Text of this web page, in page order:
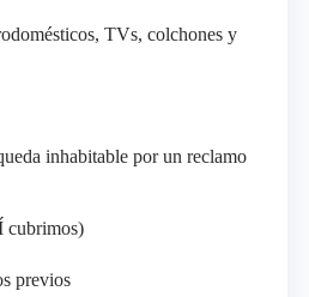
TVs, colchones y
inhabitable por un reclamo
cubrimos)
previos